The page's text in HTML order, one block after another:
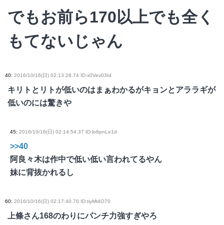
でもお前ら170以上でも全く
もてないじゃん
40: 2016/10/16(日) 02:13:28.74 ID:x0Vev03Id
キリトとリトが低いのはまぁわかるがキョンとアララギが
低いのには驚きや
45: 2016/10/16(日) 02:14:54.37 ID:lo6pnLe1d
>>40
阿良々木は作中で低い低い言われてるやん
妹に背抜かれるし
60: 2016/10/16(日) 02:17:40.70 ID:tiyMt4O70
上條さん168のわりにパンチ力強すぎやろ